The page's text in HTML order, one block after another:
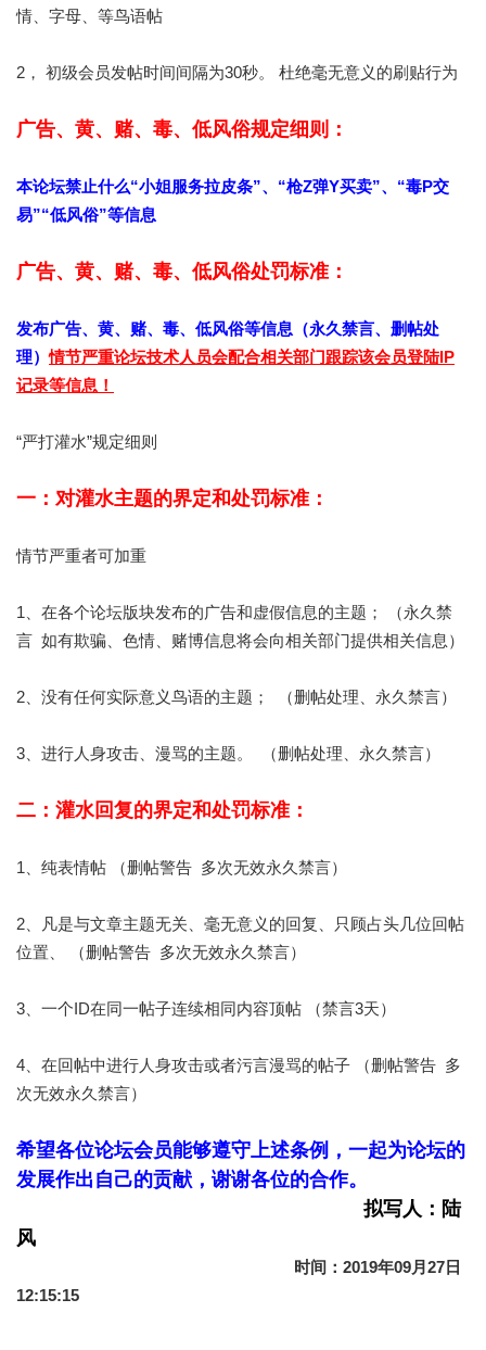
情、字母、等鸟语帖
2， 初级会员发帖时间间隔为30秒。 杜绝毫无意义的刷贴行为
广告、黄、赌、毒、低风俗规定细则：
本论坛禁止什么“小姐服务拉皮条”、“枪Z弹Y买卖”、“毒P交
易”“低风俗”等信息
广告、黄、赌、毒、低风俗处罚标准：
发布广告、黄、赌、毒、低风俗等信息（永久禁言、删帖处
理）情节严重论坛技术人员会配合相关部门跟踪该会员登陆IP
记录等信息！
“严打灌水”规定细则
一：对灌水主题的界定和处罚标准：
情节严重者可加重
1、在各个论坛版块发布的广告和虚假信息的主题； （永久禁
言 如有欺骗、色情、赌博信息将会向相关部门提供相关信息）
2、没有任何实际意义鸟语的主题； （删帖处理、永久禁言）
3、进行人身攻击、漫骂的主题。 （删帖处理、永久禁言）
二：灌水回复的界定和处罚标准：
1、纯表情帖 （删帖警告 多次无效永久禁言）
2、凡是与文章主题无关、毫无意义的回复、只顾占头几位回帖
位置、 （删帖警告 多次无效永久禁言）
3、一个ID在同一帖子连续相同内容顶帖 （禁言3天）
4、在回帖中进行人身攻击或者污言漫骂的帖子 （删帖警告 多
次无效永久禁言）
希望各位论坛会员能够遵守上述条例，一起为论坛的
发展作出自己的贡献，谢谢各位的合作。
拟写人：陆
风
时间：2019年09月27日
12:15:15